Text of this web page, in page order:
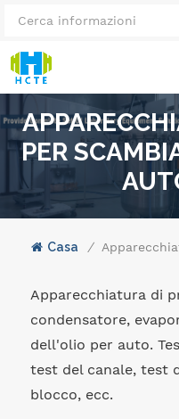
PER
Casa /
Apparecchiatura di
condensatore,
dell'olio per auto.
test del canale, test
blocco, ecc.